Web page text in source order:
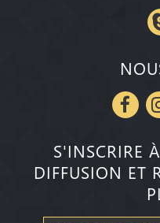
S'INSCRIRE
DIFFUSION ET